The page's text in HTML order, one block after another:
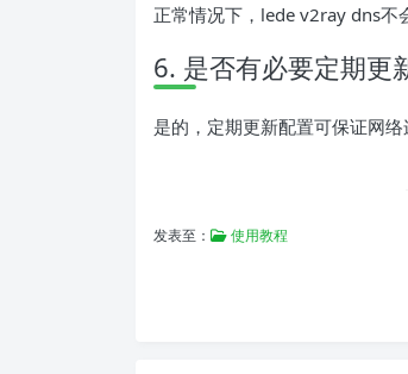
正常情况下，lede v2ray dns不
6. 是否有必要定期更
是的，定期更新配置可保证网络
发表至： 使用教程